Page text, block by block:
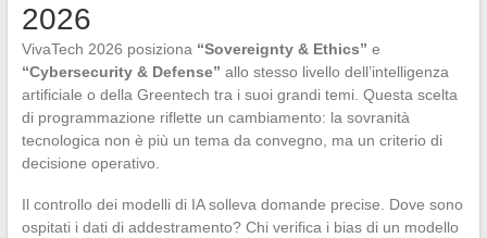
2026
VivaTech 2026 posiziona “Sovereignty & Ethics” e
“Cybersecurity & Defense” allo stesso livello dell’intelligenza
artificiale o della Greentech tra i suoi grandi temi. Questa scelta
di programmazione riflette un cambiamento: la sovranità
tecnologica non è più un tema da convegno, ma un criterio di
decisione operativo.
Il controllo dei modelli di IA solleva domande precise. Dove sono
ospitati i dati di addestramento? Chi verifica i bias di un modello